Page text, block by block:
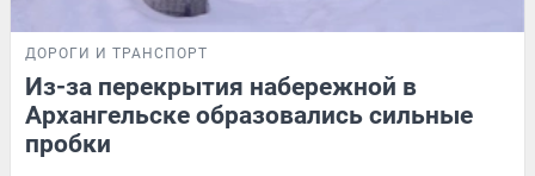
ДОРОГИ И ТРАНСПОРТ
Из-за перекрытия набережной в
Архангельске образовались сильные
пробки